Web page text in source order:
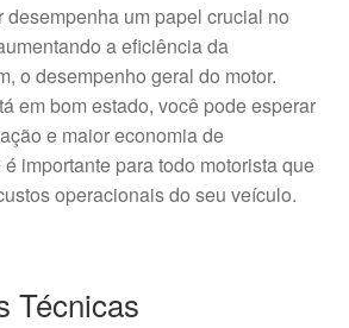
desempenha um papel crucial no
a eficiência da
o desempenho geral do motor.
em bom estado, você pode esperar
e maior economia de
importante para todo motorista que
operacionais do seu veículo.
Técnicas